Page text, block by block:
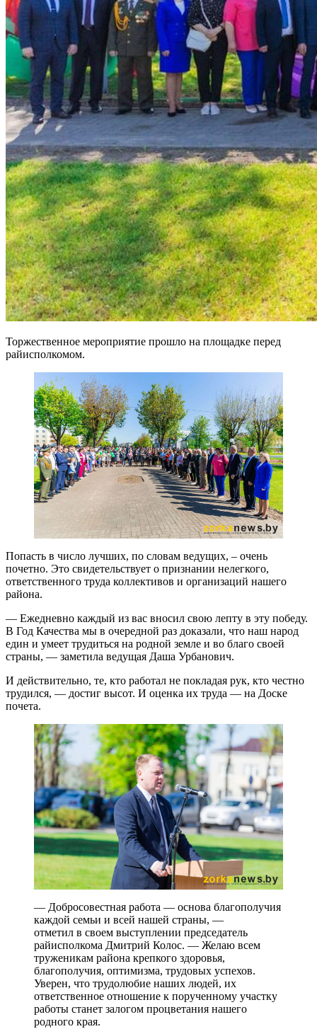
Торжественное мероприятие прошло на площадке перед
райисполкомом.
Попасть в число лучших, по словам ведущих, – очень
почетно. Это свидетельствует о признании нелегкого,
ответственного труда коллективов и организаций нашего
района.
— Ежедневно каждый из вас вносил свою лепту в эту победу.
В Год Качества мы в очередной раз доказали, что наш народ
един и умеет трудиться на родной земле и во благо своей
страны, — заметила ведущая Даша Урбанович.
И действительно, те, кто работал не покладая рук, кто честно
трудился, — достиг высот. И оценка их труда — на Доске
почета.
— Добросовестная работа — основа благополучия
каждой семьи и всей нашей страны, —
отметил в своем выступлении председатель
райисполкома Дмитрий Колос. — Желаю всем
труженикам района крепкого здоровья,
благополучия, оптимизма, трудовых успехов.
Уверен, что трудолюбие наших людей, их
ответственное отношение к порученному участку
работы станет залогом процветания нашего
родного края.